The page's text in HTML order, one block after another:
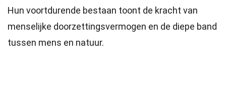
Hun voortdurende bestaan toont de kracht van
menselijke doorzettingsvermogen en de diepe band
tussen mens en natuur.